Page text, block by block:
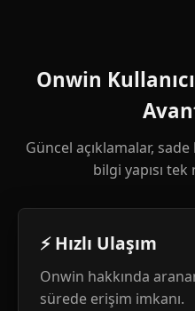
Onwin
Güncel açıklamalar, sade
bilgi yapısı
⚡ Hızlı Ulaşım
Onwin hakkında
sürede erişim imkanı.